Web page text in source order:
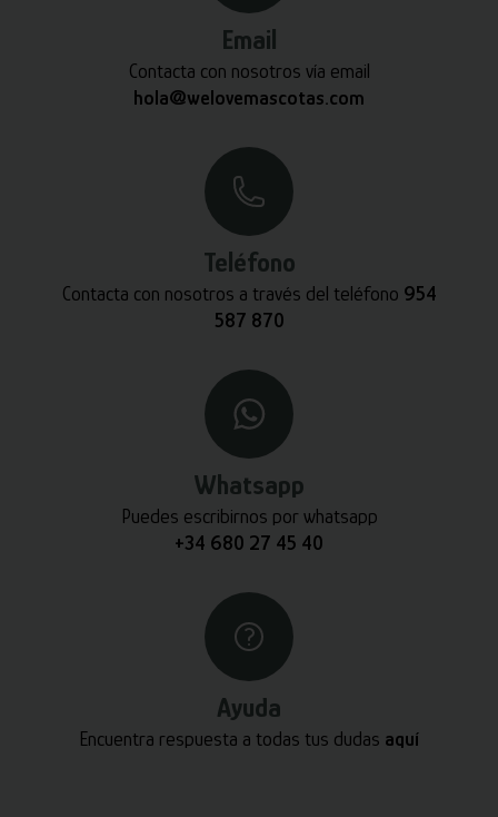
Email
Contacta con nosotros vía email
hola@welovemascotas.com
Teléfono
Contacta con nosotros a través del teléfono 954
587 870
Whatsapp
Puedes escribirnos por whatsapp
+34 680 27 45 40
Ayuda
Encuentra respuesta a todas tus dudas aquí